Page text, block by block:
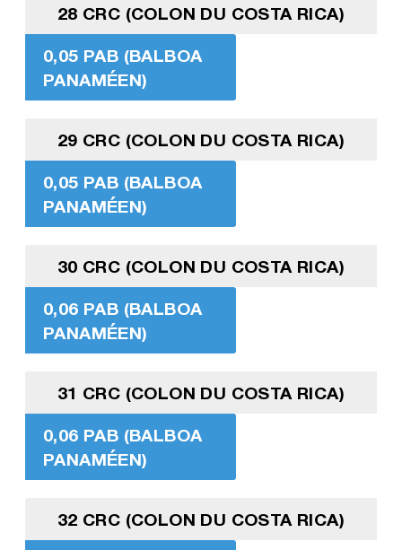
28 CRC (COLON DU COSTA RICA)
0,05 PAB (BALBOA
PANAMÉEN)
29 CRC (COLON DU COSTA RICA)
0,05 PAB (BALBOA
PANAMÉEN)
30 CRC (COLON DU COSTA RICA)
0,06 PAB (BALBOA
PANAMÉEN)
31 CRC (COLON DU COSTA RICA)
0,06 PAB (BALBOA
PANAMÉEN)
32 CRC (COLON DU COSTA RICA)